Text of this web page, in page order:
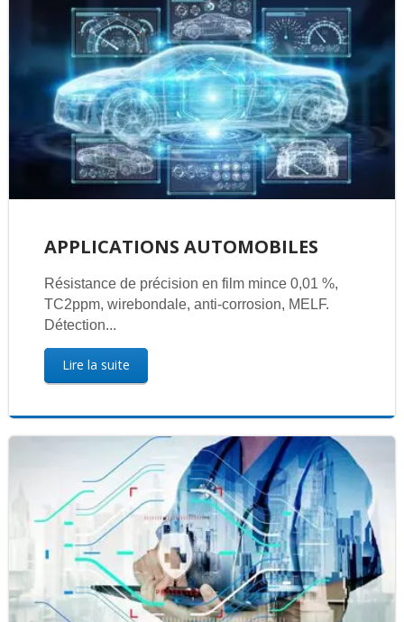
APPLICATIONS AUTOMOBILES
Résistance de précision en film mince 0,01 %,
TC2ppm, wirebondale, anti-corrosion, MELF.
Détection...
Lire la suite